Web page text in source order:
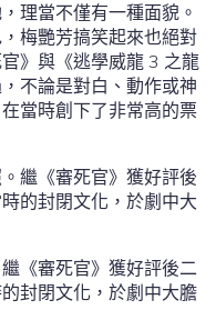
理當不僅有一種面貌。
梅艷芳搞笑起來也絕對
》與《逃學威龍 3 之龍
不論是對白、動作或神
當時創下了非常高的票
《審死官》獲好評後二
封閉文化，於劇中大膽